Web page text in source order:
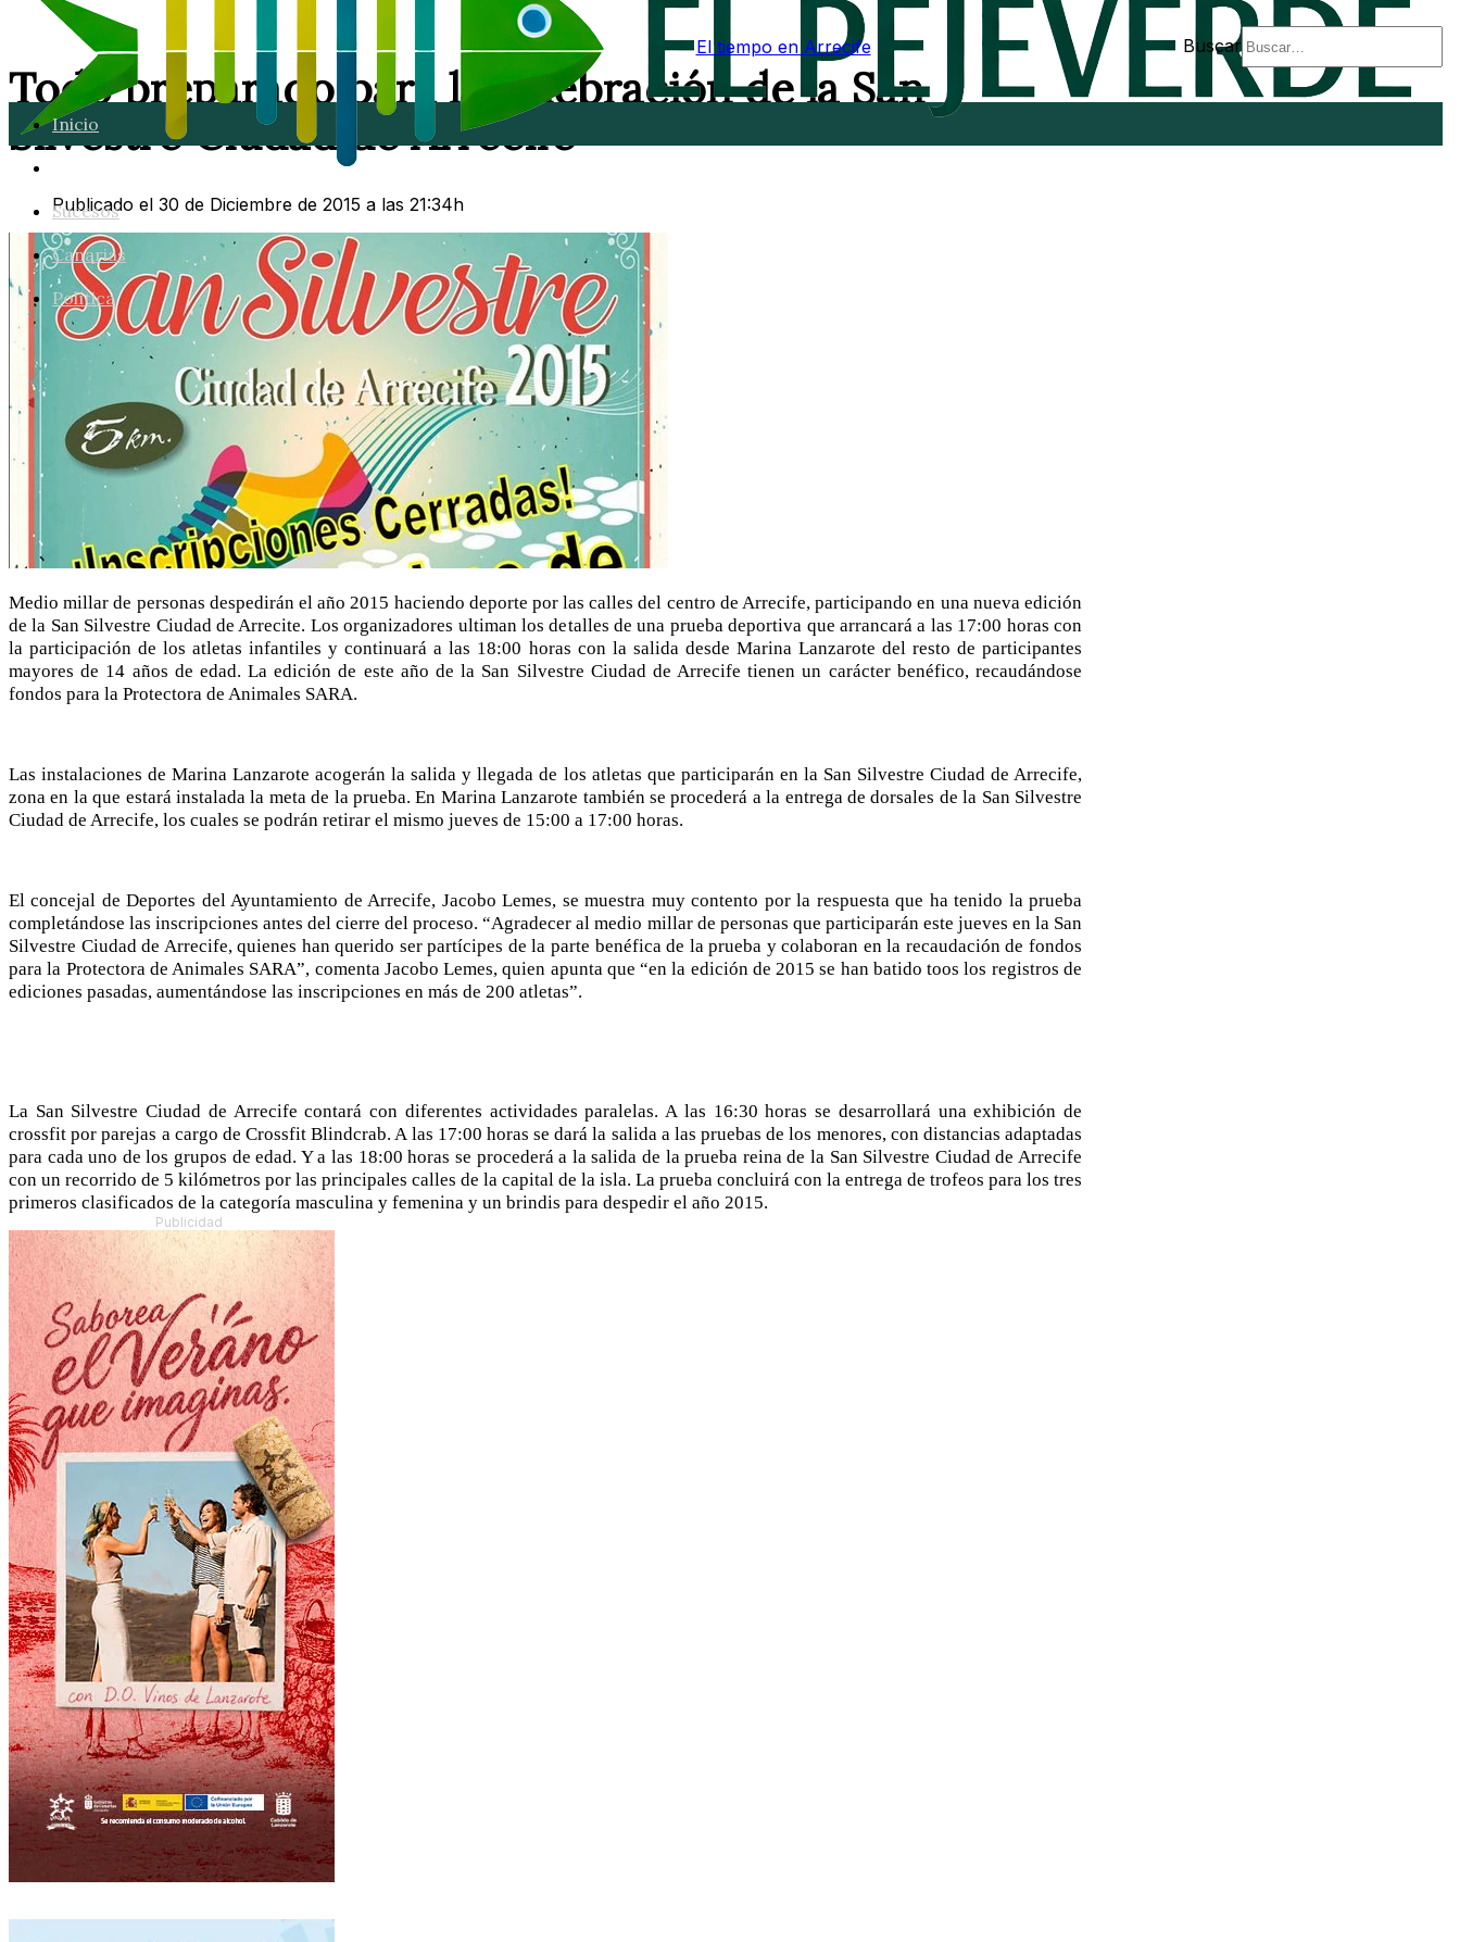
El tiempo en Arrecife Buscar
Inicio
Sucesos
Canarias
Política
Todo preparado para la celebración de la San
Silvestre Ciudad de Arrecife
Publicado el 30 de Diciembre de 2015 a las 21:34h
Medio millar de personas despedirán el año 2015 haciendo deporte por las calles del centro de Arrecife, participando en una nueva edición
de la San Silvestre Ciudad de Arrecite. Los organizadores ultiman los detalles de una prueba deportiva que arrancará a las 17:00 horas con
la participación de los atletas infantiles y continuará a las 18:00 horas con la salida desde Marina Lanzarote del resto de participantes
mayores de 14 años de edad. La edición de este año de la San Silvestre Ciudad de Arrecife tienen un carácter benéfico, recaudándose
fondos para la Protectora de Animales SARA.
Las instalaciones de Marina Lanzarote acogerán la salida y llegada de los atletas que participarán en la San Silvestre Ciudad de Arrecife,
zona en la que estará instalada la meta de la prueba. En Marina Lanzarote también se procederá a la entrega de dorsales de la San Silvestre
Ciudad de Arrecife, los cuales se podrán retirar el mismo jueves de 15:00 a 17:00 horas.
El concejal de Deportes del Ayuntamiento de Arrecife, Jacobo Lemes, se muestra muy contento por la respuesta que ha tenido la prueba
completándose las inscripciones antes del cierre del proceso. “Agradecer al medio millar de personas que participarán este jueves en la San
Silvestre Ciudad de Arrecife, quienes han querido ser partícipes de la parte benéfica de la prueba y colaboran en la recaudación de fondos
para la Protectora de Animales SARA”, comenta Jacobo Lemes, quien apunta que “en la edición de 2015 se han batido toos los registros de
ediciones pasadas, aumentándose las inscripciones en más de 200 atletas”.
La San Silvestre Ciudad de Arrecife contará con diferentes actividades paralelas. A las 16:30 horas se desarrollará una exhibición de
crossfit por parejas a cargo de Crossfit Blindcrab. A las 17:00 horas se dará la salida a las pruebas de los menores, con distancias adaptadas
para cada uno de los grupos de edad. Y a las 18:00 horas se procederá a la salida de la prueba reina de la San Silvestre Ciudad de Arrecife
con un recorrido de 5 kilómetros por las principales calles de la capital de la isla. La prueba concluirá con la entrega de trofeos para los tres
primeros clasificados de la categoría masculina y femenina y un brindis para despedir el año 2015.
Publicidad